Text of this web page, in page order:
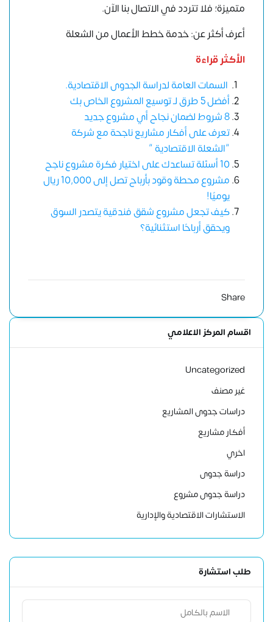
متميزة؛فلا تتردد في الاتصال بنا الآن.
أعرف أكثر عن: خدمة خطط الأعمال من الشعلة
الأكثر قراءة
السمات العامة لدراسة الجدوى الاقتصادية.
أفضل 5 طرق لـ توسيع المشروع الخاص بك
8 شروط لضمان نجاح أي مشروع جديد
تعرف على أفكار مشاريع ناجحة مع شركة
“الشعلة الاقتصادية “
10 أسئلة تساعدك على اختيار فكرة مشروع ناجح
مشروع محطة وقود بأرباح تصل إلى 10,000 ريال
يوميًا!
كيف تجعل مشروع شقق فندقية يتصدر السوق
ويحقق أرباحًا استثنائية؟
Share
اقسام المركز الاعلامي
Uncategorized
غير مصنف
دراسات جدوى المشاريع
أفكار مشاريع
اخري
دراسة جدوى
دراسة جدوى مشروع
الاستشارات الاقتصادية والإدارية
طلب استشارة